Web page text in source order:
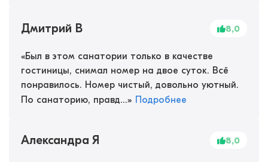
Дмитрий В 8,0
«Был в этом санатории только в качестве
гостиницы, снимал номер на двое суток. Всё
понравилось. Номер чистый, довольно уютный.
По санаторию, правд...» Подробнее
Александра Я 8,0